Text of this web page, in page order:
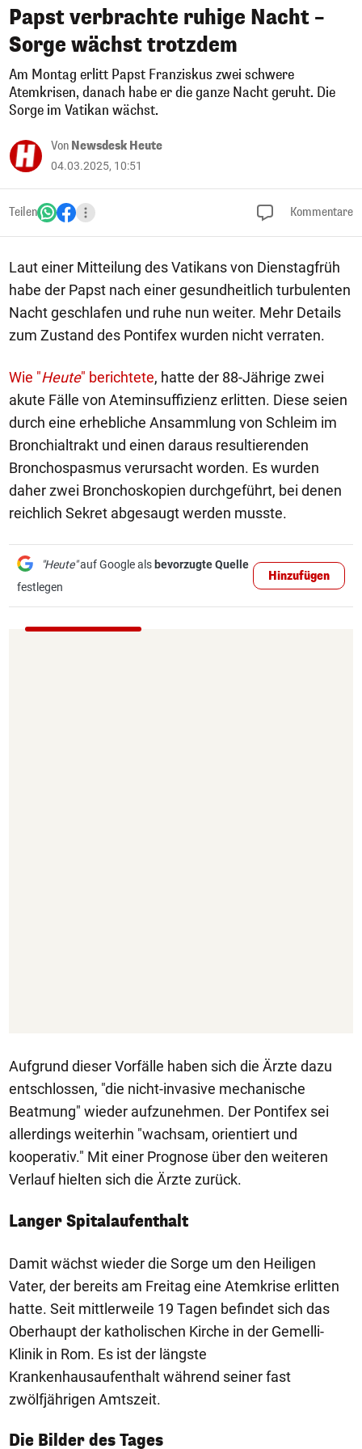
Papst verbrachte ruhige Nacht –
Sorge wächst trotzdem
Am Montag erlitt Papst Franziskus zwei schwere
Atemkrisen, danach habe er die ganze Nacht geruht. Die
Sorge im Vatikan wächst.
Von Newsdesk Heute
04.03.2025, 10:51
Teilen Kommentare
Laut einer Mitteilung des Vatikans von Dienstagfrüh
habe der Papst nach einer gesundheitlich turbulenten
Nacht geschlafen und ruhe nun weiter. Mehr Details
zum Zustand des Pontifex wurden nicht verraten.
Wie "Heute" berichtete, hatte der 88-Jährige zwei
akute Fälle von Ateminsuffizienz erlitten. Diese seien
durch eine erhebliche Ansammlung von Schleim im
Bronchialtrakt und einen daraus resultierenden
Bronchospasmus verursacht worden. Es wurden
daher zwei Bronchoskopien durchgeführt, bei denen
reichlich Sekret abgesaugt werden musste.
"Heute"auf Google als bevorzugte Quelle
festlegen
Hinzufügen
Aufgrund dieser Vorfälle haben sich die Ärzte dazu
entschlossen, "die nicht-invasive mechanische
Beatmung" wieder aufzunehmen. Der Pontifex sei
allerdings weiterhin "wachsam, orientiert und
kooperativ." Mit einer Prognose über den weiteren
Verlauf hielten sich die Ärzte zurück.
Langer Spitalaufenthalt
Damit wächst wieder die Sorge um den Heiligen
Vater, der bereits am Freitag eine Atemkrise erlitten
hatte. Seit mittlerweile 19 Tagen befindet sich das
Oberhaupt der katholischen Kirche in der Gemelli-
Klinik in Rom. Es ist der längste
Krankenhausaufenthalt während seiner fast
zwölfjährigen Amtszeit.
Die Bilder des Tages
1/50